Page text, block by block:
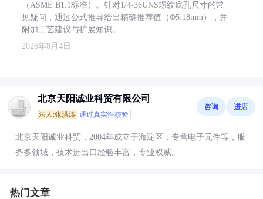
（ASME B1.1标准）。针对1/4-36UNS螺纹底孔尺寸的常
见疑问，通过公式推导给出精确推荐值（Φ5.18mm），并
附加工艺建议与扩展知识。
2026年8月4日
北京天阳诚业科贸有限公司
法人:张洪涛 通过真实性核验
咨询 进店
北京天阳诚业科贸，2004年成立于海淀区，专营电子元件等，服
务多领域，技术进出口经验丰富，专业权威。
热门文章